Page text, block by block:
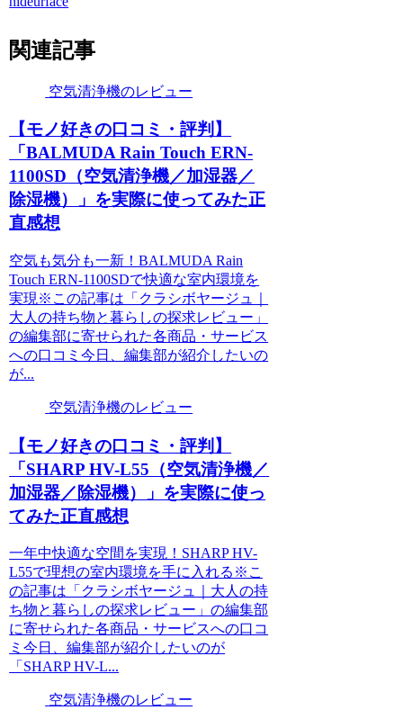
関連記事
空気清浄機のレビュー
【モノ好きの口コミ・評判】
「BALMUDA Rain Touch ERN-
1100SD（空気清浄機／加湿器／
除湿機）」を実際に使ってみた正
直感想
空気も気分も一新！BALMUDA Rain
Touch ERN-1100SDで快適な室内環境を
実現※この記事は「クラシボヤージュ｜
大人の持ち物と暮らしの探求レビュー」
の編集部に寄せられた各商品・サービス
への口コミ今日、編集部が紹介したいの
が...
空気清浄機のレビュー
【モノ好きの口コミ・評判】
「SHARP HV-L55（空気清浄機／
加湿器／除湿機）」を実際に使っ
てみた正直感想
一年中快適な空間を実現！SHARP HV-
L55で理想の室内環境を手に入れる※こ
の記事は「クラシボヤージュ｜大人の持
ち物と暮らしの探求レビュー」の編集部
に寄せられた各商品・サービスへの口コ
ミ今日、編集部が紹介したいのが
「SHARP HV-L...
空気清浄機のレビュー